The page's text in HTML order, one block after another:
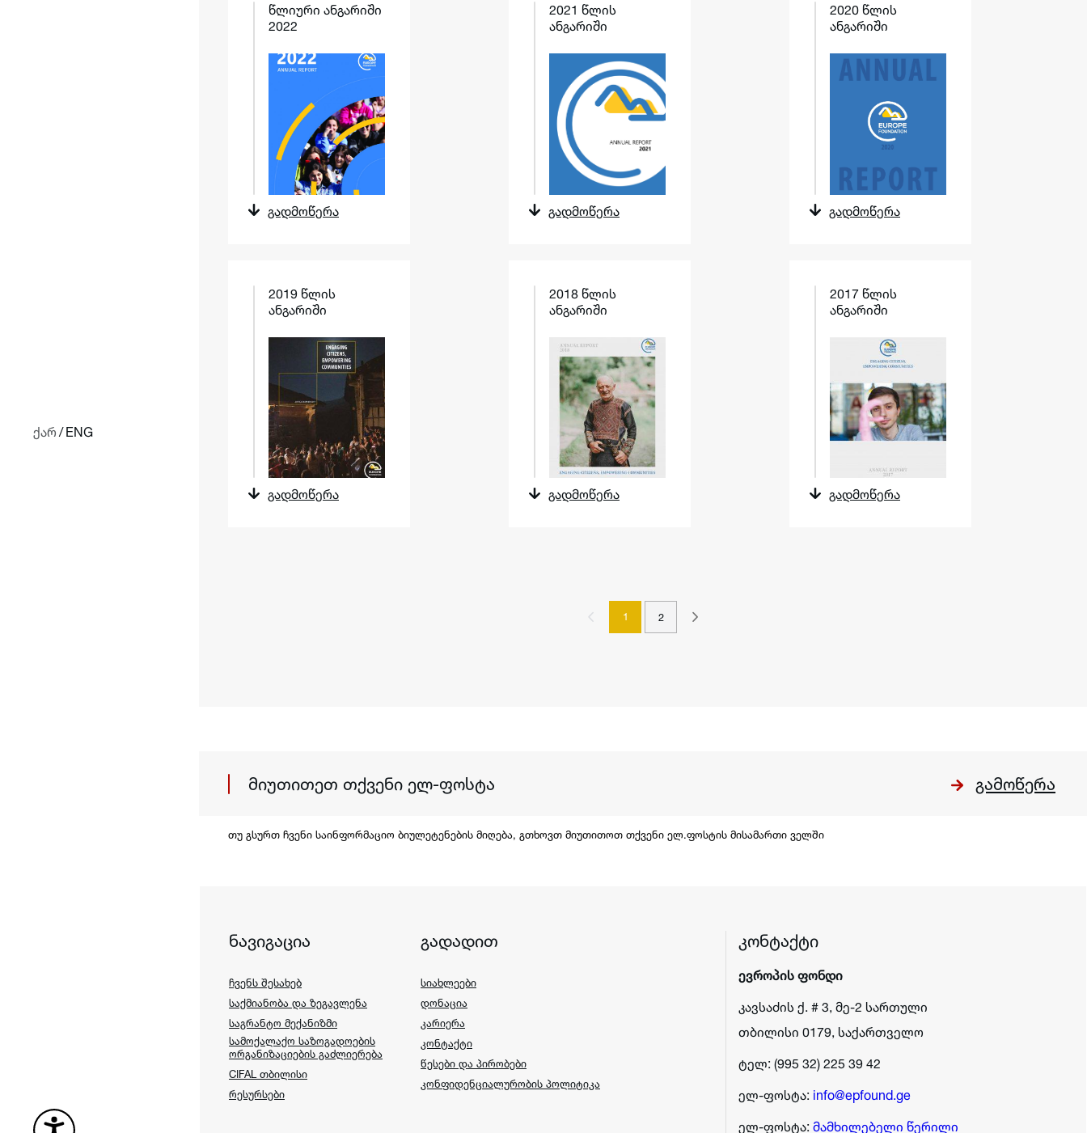
ქარ / ENG
წლიური ანგარიში
2022
გადმოწერა
2021 წლის
ანგარიში
გადმოწერა
2020 წლის
ანგარიში
გადმოწერა
2019 წლის
ანგარიში
გადმოწერა
2018 წლის
ანგარიში
გადმოწერა
2017 წლის
ანგარიში
გადმოწერა
1 2
გამოწერა
თუ გსურთ ჩვენი საინფორმაციო ბიულეტენების მიღება, გთხოვთ მიუთითოთ თქვენი ელ.ფოსტის მისამართი ველში
ნავიგაცია
ჩვენს შესახებ
საქმიანობა და ზეგავლენა
საგრანტო მექანიზმი
სამოქალაქო საზოგადოების
ორგანიზაციების გაძლიერება
CIFAL თბილისი
რესურსები
გადადით
სიახლეები
დონაცია
კარიერა
კონტაქტი
წესები და პირობები
კონფიდენციალურობის პოლიტიკა
კონტაქტი
ევროპის ფონდი
კავსაძის ქ. # 3, მე-2 სართული
თბილისი 0179, საქართველო
ტელ: (995 32) 225 39 42
ელ-ფოსტა: info@epfound.ge
ელ-ფოსტა:მამხილებელი წერილი